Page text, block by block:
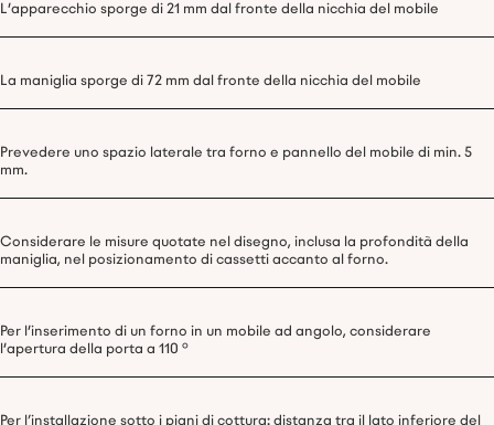
L'apparecchio sporge di 21 mm dal fronte della nicchia del mobile
La maniglia sporge di 72 mm dal fronte della nicchia del mobile
Prevedere uno spazio laterale tra forno e pannello del mobile di min. 5
mm.
Considerare le misure quotate nel disegno, inclusa la profondità della
maniglia, nel posizionamento di cassetti accanto al forno.
Per l'inserimento di un forno in un mobile ad angolo, considerare
l'apertura della porta a 110 °
Per l’installazione sotto i piani di cottura: distanza tra il lato inferiore del